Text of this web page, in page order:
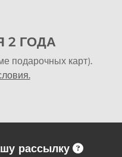
2 ГОДА
подарочных карт).
рассылку